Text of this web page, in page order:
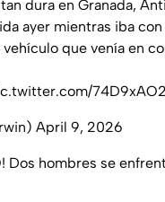
dura en Granada,
ayer mientras iba
vehículo que venía en
April 9, 2026
Dos hombres se